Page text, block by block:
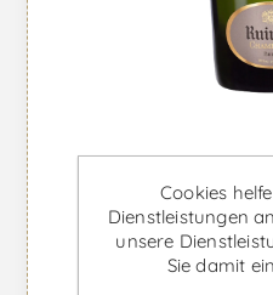
R. de Ruinart
Ab
Cookies
Dienstleistungen
unsere
Sie damit